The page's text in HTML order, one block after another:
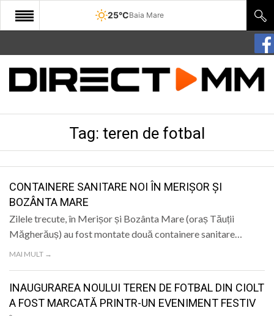
25°CBaia Mare
START
COMUNITATE
SANATATE
SPORT
SPECIAL
POLITIC
LIFE
Tag: teren de fotbal
CONTAINERE SANITARE NOI ÎN MERIȘOR ȘI
BOZÂNTA MARE
Zilele trecute, în Merișor și Bozânta Mare (oraș Tăuții
Măgherăuș) au fost montate două containere sanitare…
MAI MULT →
INAUGURAREA NOULUI TEREN DE FOTBAL DIN CIOLT
A FOST MARCATĂ PRINTR-UN EVENIMENT FESTIV